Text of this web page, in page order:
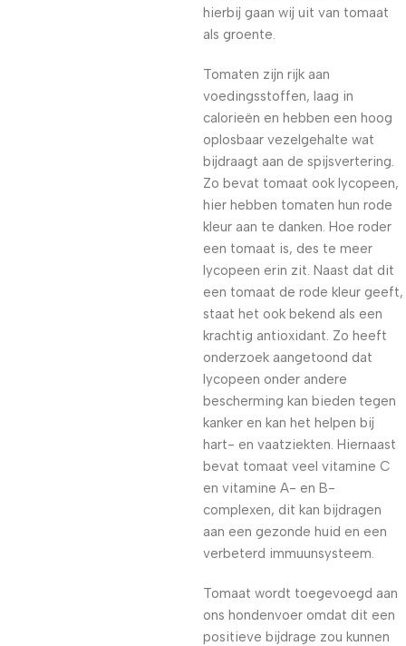
hierbij gaan wij uit van tomaat
als groente.
Tomaten zijn rijk aan
voedingsstoffen, laag in
calorieën en hebben een hoog
oplosbaar vezelgehalte wat
bijdraagt aan de spijsvertering.
Zo bevat tomaat ook lycopeen,
hier hebben tomaten hun rode
kleur aan te danken. Hoe roder
een tomaat is, des te meer
lycopeen erin zit. Naast dat dit
een tomaat de rode kleur geeft,
staat het ook bekend als een
krachtig antioxidant. Zo heeft
onderzoek aangetoond dat
lycopeen onder andere
bescherming kan bieden tegen
kanker en kan het helpen bij
hart- en vaatziekten. Hiernaast
bevat tomaat veel vitamine C
en vitamine A- en B-
complexen, dit kan bijdragen
aan een gezonde huid en een
verbeterd immuunsysteem.
Tomaat wordt toegevoegd aan
ons hondenvoer omdat dit een
positieve bijdrage zou kunnen